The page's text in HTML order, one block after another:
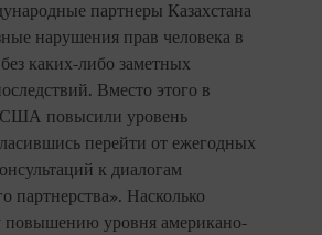
партнеры Казахстана
нарушения прав человека в
каких-либо заметных
Вместо этого в
США повысили уровень
перейти от ежегодных
к диалогам
партнерства». Насколько
повышению уровня американо-